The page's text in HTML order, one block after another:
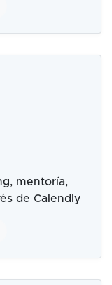
mentoría,
de Calendly